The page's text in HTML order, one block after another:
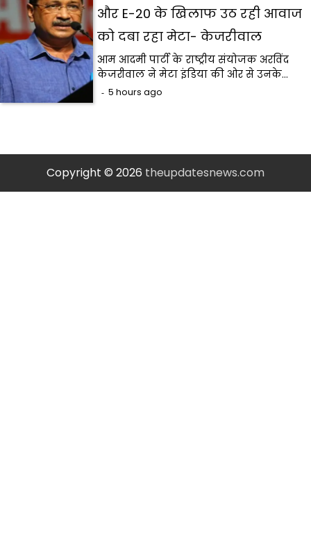
और E-20 के खिलाफ उठ रही आवाज
को दबा रहा मेटा- केजरीवाल
आम आदमी पार्टी के राष्ट्रीय संयोजक अरविंद
केजरीवाल ने मेटा इंडिया की ओर से उनके…
5 hours ago
Copyright © 2026 theupdatesnews.com